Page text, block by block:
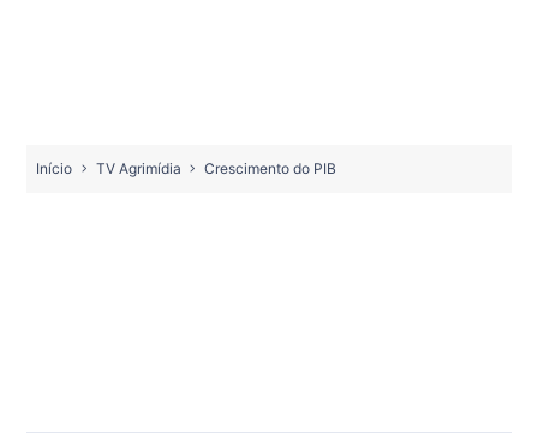
Início TV Agrimídia Crescimento do PIB